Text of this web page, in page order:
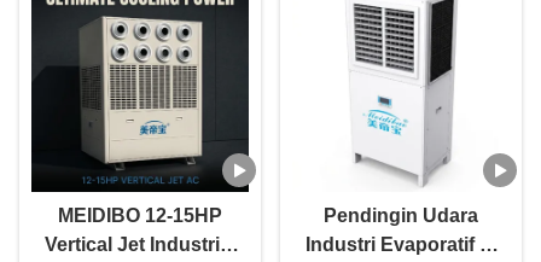
MEIDIBO 12-15HP
Vertical Jet Industrial
Pendingin Udara
Industri Evaporatif 6-